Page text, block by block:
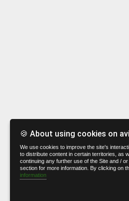
🍪 About using cookies on
We use cookies to improve the site's
to distribute content in certain territories, as
continuing any further use of the Site and /
section for more information. By clicking on
information